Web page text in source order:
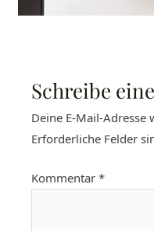
Schreibe
Deine E-Mail-
Erforderliche Felder
Kommentar*